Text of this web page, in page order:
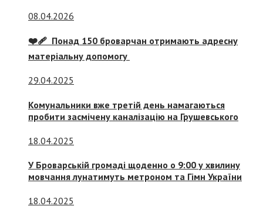
08.04.2026
❤️‍🩹 Понад 150 броварчан отримають адресну
матеріальну допомогу
29.04.2025
Комунальники вже третій день намагаються
пробити засмічену каналізацію на Грушевського
18.04.2025
У Броварській громаді щоденно о 9:00 у хвилину
мовчання лунатимуть метроном та Гімн України
18.04.2025